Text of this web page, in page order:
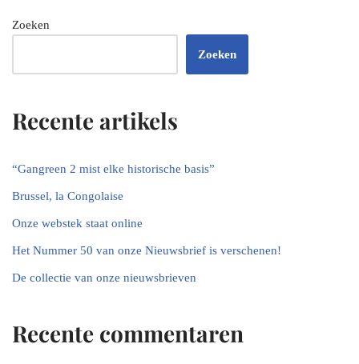
Zoeken
Zoeken
Recente artikels
“Gangreen 2 mist elke historische basis”
Brussel, la Congolaise
Onze webstek staat online
Het Nummer 50 van onze Nieuwsbrief is verschenen!
De collectie van onze nieuwsbrieven
Recente commentaren